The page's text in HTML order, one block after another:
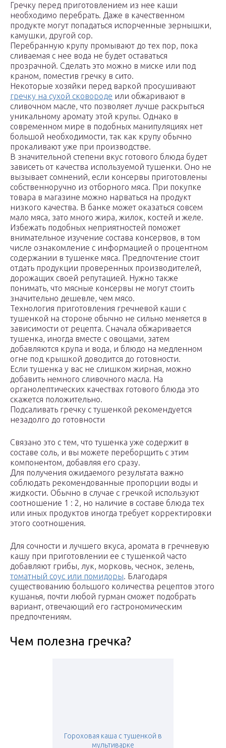
Гречку перед приготовлением из нее каши
необходимо перебрать. Даже в качественном
продукте могут попадаться испорченные зернышки,
камушки, другой сор.
Перебранную крупу промывают до тех пор, пока
сливаемая с нее вода не будет оставаться
прозрачной. Сделать это можно в миске или под
краном, поместив гречку в сито.
Некоторые хозяйки перед варкой просушивают
гречку на сухой сковороде или обжаривают в
сливочном масле, что позволяет лучше раскрыться
уникальному аромату этой крупы. Однако в
современном мире в подобных манипуляциях нет
большой необходимости, так как крупу обычно
прокаливают уже при производстве.
В значительной степени вкус готового блюда будет
зависеть от качества используемой тушенки. Оно не
вызывает сомнений, если консервы приготовлены
собственноручно из отборного мяса. При покупке
товара в магазине можно нарваться на продукт
низкого качества. В банке может оказаться совсем
мало мяса, зато много жира, жилок, костей и желе.
Избежать подобных неприятностей поможет
внимательное изучение состава консервов, в том
числе ознакомление с информацией о процентном
содержании в тушенке мяса. Предпочтение стоит
отдать продукции проверенных производителей,
дорожащих своей репутацией. Нужно также
понимать, что мясные консервы не могут стоить
значительно дешевле, чем мясо.
Технология приготовления гречневой каши с
тушенкой на стороне обычно не сильно меняется в
зависимости от рецепта. Сначала обжаривается
тушенка, иногда вместе с овощами, затем
добавляются крупа и вода, и блюдо на медленном
огне под крышкой доводится до готовности.
Если тушенка у вас не слишком жирная, можно
добавить немного сливочного масла. На
органолептических качествах готового блюда это
скажется положительно.
Подсаливать гречку с тушенкой рекомендуется
незадолго до готовности
Связано это с тем, что тушенка уже содержит в
составе соль, и вы можете переборщить с этим
компонентом, добавляя его сразу.
Для получения ожидаемого результата важно
соблюдать рекомендованные пропорции воды и
жидкости. Обычно в случае с гречкой используют
соотношение 1 : 2, но наличие в составе блюда тех
или иных продуктов иногда требует корректировки
этого соотношения.
Для сочности и лучшего вкуса, аромата в гречневую
кашу при приготовлении ее с тушенкой часто
добавляют грибы, лук, морковь, чеснок, зелень,
томатный соус или помидоры. Благодаря
существованию большого количества рецептов этого
кушанья, почти любой гурман сможет подобрать
вариант, отвечающий его гастрономическим
предпочтениям.
Чем полезна гречка?
Гороховая каша с тушенкой в
мультиварке